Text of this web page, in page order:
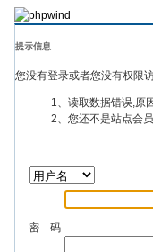
提示信息
您没有登录或者您没有权限
1、读取数据错误,原
2、您还不是站点会
密 码